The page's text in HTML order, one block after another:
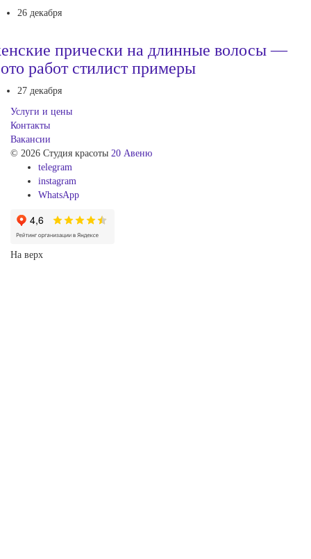
26 декабря
прически на длинные волосы —
работ стилист примеры
27 декабря
Услуги и цены
Контакты
Вакансии
© 2026 Студия красоты 20 Авеню
telegram
instagram
WhatsApp
На верх